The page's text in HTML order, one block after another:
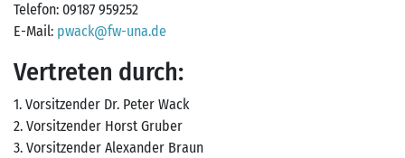
Telefon: 09187 959252
E-Mail: pwack@fw-una.de
Vertreten durch:
1. Vorsitzender Dr. Peter Wack
2. Vorsitzender Horst Gruber
3. Vorsitzender Alexander Braun